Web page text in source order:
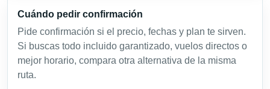
Cuándo pedir confirmación
Pide confirmación si el precio, fechas y plan te sirven.
Si buscas todo incluido garantizado, vuelos directos o
mejor horario, compara otra alternativa de la misma
ruta.